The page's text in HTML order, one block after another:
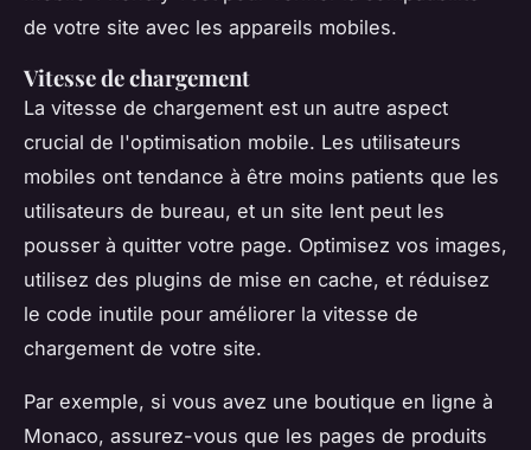
de votre site avec les appareils mobiles.
Vitesse de chargement
La vitesse de chargement est un autre aspect
crucial de l'optimisation mobile. Les utilisateurs
mobiles ont tendance à être moins patients que les
utilisateurs de bureau, et un site lent peut les
pousser à quitter votre page. Optimisez vos images,
utilisez des plugins de mise en cache, et réduisez
le code inutile pour améliorer la vitesse de
chargement de votre site.
Par exemple, si vous avez une boutique en ligne à
Monaco, assurez-vous que les pages de produits